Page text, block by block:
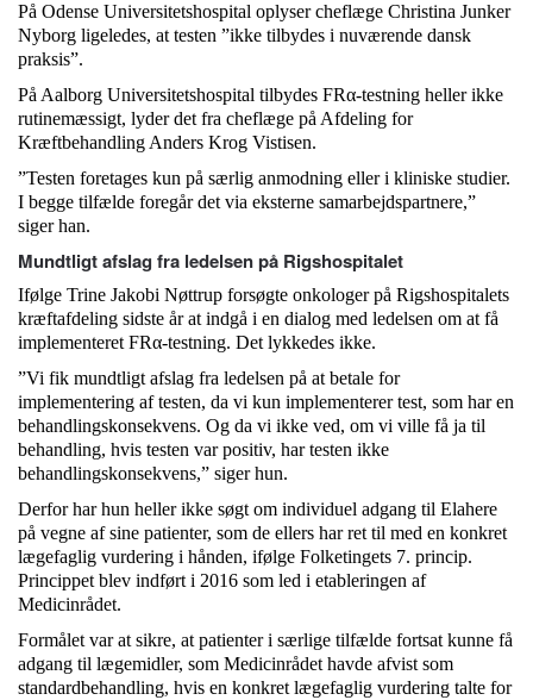
På Odense Universitetshospital oplyser cheflæge Christina Junker
Nyborg ligeledes, at testen ”ikke tilbydes i nuværende dansk
praksis”.
På Aalborg Universitetshospital tilbydes FRα-testning heller ikke
rutinemæssigt, lyder det fra cheflæge på Afdeling for
Kræftbehandling Anders Krog Vistisen.
”Testen foretages kun på særlig anmodning eller i kliniske studier.
I begge tilfælde foregår det via eksterne samarbejdspartnere,”
siger han.
Mundtligt afslag fra ledelsen på Rigshospitalet
Ifølge Trine Jakobi Nøttrup forsøgte onkologer på Rigshospitalets
kræftafdeling sidste år at indgå i en dialog med ledelsen om at få
implementeret FRα-testning. Det lykkedes ikke.
”Vi fik mundtligt afslag fra ledelsen på at betale for
implementering af testen, da vi kun implementerer test, som har en
behandlingskonsekvens. Og da vi ikke ved, om vi ville få ja til
behandling, hvis testen var positiv, har testen ikke
behandlingskonsekvens,” siger hun.
Derfor har hun heller ikke søgt om individuel adgang til Elahere
på vegne af sine patienter, som de ellers har ret til med en konkret
lægefaglig vurdering i hånden, ifølge Folketingets 7. princip.
Princippet blev indført i 2016 som led i etableringen af
Medicinrådet.
Formålet var at sikre, at patienter i særlige tilfælde fortsat kunne få
adgang til lægemidler, som Medicinrådet havde afvist som
standardbehandling, hvis en konkret lægefaglig vurdering talte for